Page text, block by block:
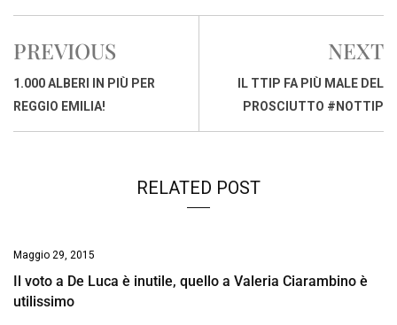
c
b
o
o
a
s
A
p
n
d
r
a
p
i
PREVIOUS
1.000 ALBERI IN PIÙ PER
REGGIO EMILIA!
NEXT
IL TTIP FA PIÙ MALE DEL
PROSCIUTTO #NOTTIP
RELATED POST
Maggio 29, 2015
Il voto a De Luca è inutile, quello a Valeria Ciarambino è
utilissimo